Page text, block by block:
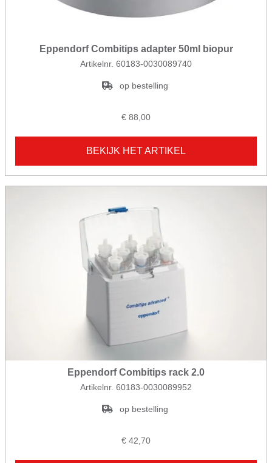
Eppendorf Combitips adapter 50ml biopur
Artikelnr. 60183-0030089740
op bestelling
€ 88,00
BEKIJK HET ARTIKEL
Eppendorf Combitips rack 2.0
Artikelnr. 60183-0030089952
op bestelling
€ 42,70